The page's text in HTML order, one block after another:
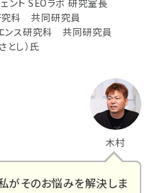
ント SEOラボ 研究室長
究科 共同研究員
ンス研究科 共同研究員
とし）氏
木村
私がそのお悩みを解決しま